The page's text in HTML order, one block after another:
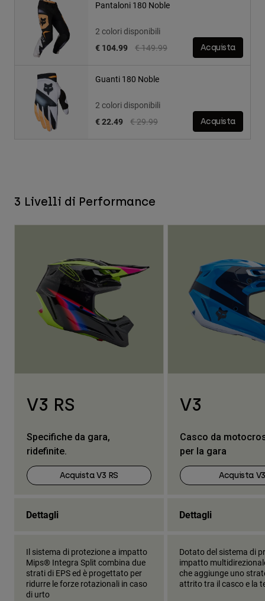
Pantaloni 180 Noble
2 colori disponibili
Price reduced from
€ 149.99to
€ 104.99 Acquista
Guanti 180 Noble
2 colori disponibili
Price reduced from
€ 29.99to
€ 22.49 Acquista
3 Livelli di Performance
V3 RS
Specifiche da gara,
ridefinite.
Acquista V3 RS
V3
Casco da
per la gara
Acquista V3
Dettagli Dettagli
Il sistema di protezione a impatto
Mips® Integra Split combina due
strati di EPS ed è progettato per
ridurre le forze rotazionali in caso
di urto
Dotato del sistema di
impatto
che aggiunge uno
attrito tra il casco e la